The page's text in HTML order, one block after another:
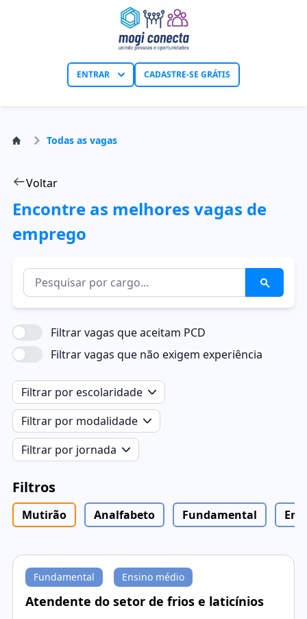
ENTRAR CADASTRE-SE GRÁTIS
Todas as vagas
Voltar
Encontre as melhores vagas de
emprego
Filtrar vagas que aceitam PCD
Filtrar vagas que não exigem experiência
Filtrar por escolaridade
Filtrar por modalidade
Filtrar por jornada
Filtros
Mutirão Analfabeto Fundamental
Fundamental Ensino médio
Atendente do setor de frios e laticínios